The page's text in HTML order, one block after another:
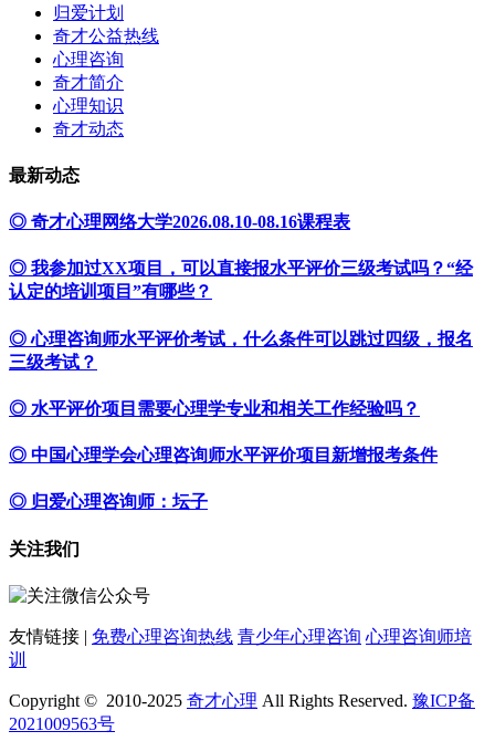
归爱计划
奇才公益热线
心理咨询
奇才简介
心理知识
奇才动态
最新动态
◎ 奇才心理网络大学2026.08.10-08.16课程表
◎ 我参加过XX项目，可以直接报水平评价三级考试吗？“经
认定的培训项目”有哪些？
◎ 心理咨询师水平评价考试，什么条件可以跳过四级，报名
三级考试？
◎ 水平评价项目需要心理学专业和相关工作经验吗？
◎ 中国心理学会心理咨询师水平评价项目新增报考条件
◎ 归爱心理咨询师：坛子
关注我们
友情链接 | 免费心理咨询热线 青少年心理咨询 心理咨询师培
训
Copyright © 2010-2025 奇才心理 All Rights Reserved. 豫ICP备
2021009563号